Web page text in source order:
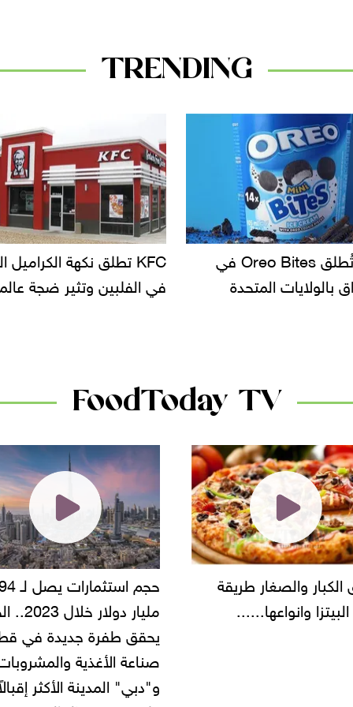
TRENDING
KFC تطلق نكهة الكراميل المملح
وتثير ضجة عالمية
دعوات للتحقيق في أسباب
سحب بعض ألبان الأطفال
FoodToday TV
حجم استثمارات يصل لـ 94
"أمن القاهرة" يضبط
شركة مطاعم استولى على
أموال المواطنين بزعم